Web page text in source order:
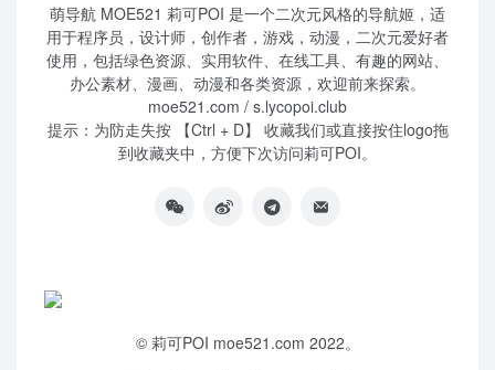
萌导航 MOE521 莉可POI 是一个二次元风格的导航姬，适
用于程序员，设计师，创作者，游戏，动漫，二次元爱好者
使用，包括绿色资源、实用软件、在线工具、有趣的网站、
办公素材、漫画、动漫和各类资源，欢迎前来探索。
moe521.com / s.lycopoi.club
提示：为防走失按 【Ctrl + D】 收藏我们或直接按住logo拖
到收藏夹中，方便下次访问莉可POI。
© 莉可POI moe521.com 2022。